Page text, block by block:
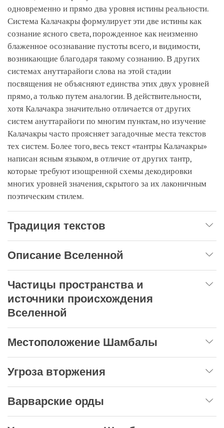
одновременно и прямо два уровня истины реальности.
Система Калачакры формулирует эти две истины как
сознание ясного света, порожденное как неизменно
блаженное осознавание пустоты всего, и видимости,
возникающие благодаря такому сознанию. В других
системах ануттарайоги слова на этой стадии
посвящения не объясняют единства этих двух уровней
прямо, а только путем аналогии. В действительности,
хотя Калачакра значительно отличается от других
систем ануттарайоги по многим пунктам, но изучение
Калачакры часто проясняет загадочные места текстов
тех систем. Более того, весь текст «тантры Калачакры»
написан ясным языком, в отличие от других тантр,
которые требуют изощренной схемы декодировки
многих уровней значения, скрытого за их лаконичным
поэтическим стилем.
Традиция текстов
Описание Вселенной
Частицы пространства и
источники происхождения
Вселенной
Местоположение Шамбалы
Угроза вторжения
Варварские орды